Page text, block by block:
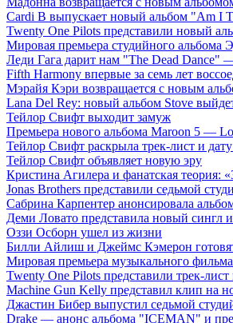
Cardi B выпускает новый альбом "Am I
Twenty One Pilots представили новый
Мировая премьера студийного альбома
Леди Гага дарит нам "The Dead Dance"
Fifth Harmony впервые за семь лет
Мэрайя Кэри возвращается с новым
Lana Del Rey: новый альбом Stove
Тейлор Свифт выходит замуж
Премьера нового альбома Maroon 5 —
Тейлор Свифт раскрыла трек-лист и
Тейлор Свифт объявляет новую эру
Кристина Агилера и фанатская теория:
Jonas Brothers представили седьмой
Сабрина Карпентер анонсировала
Деми Ловато представила новый сингл
Оззи Осборн ушел из жизни
Билли Айлиш и Джеймс Кэмерон
Мировая премьера музыкального
Twenty One Pilots представили трек-
Machine Gun Kelly представил клип на
Джастин Бибер выпустил седьмой
Drake — анонс альбома "ICEMAN" и